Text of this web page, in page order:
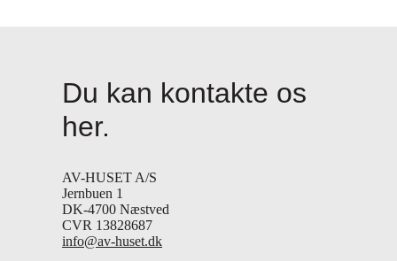
Du kan kontakte os
her.
AV-HUSET A/S
Jernbuen 1
DK-4700 Næstved
CVR 13828687
info@av-huset.dk